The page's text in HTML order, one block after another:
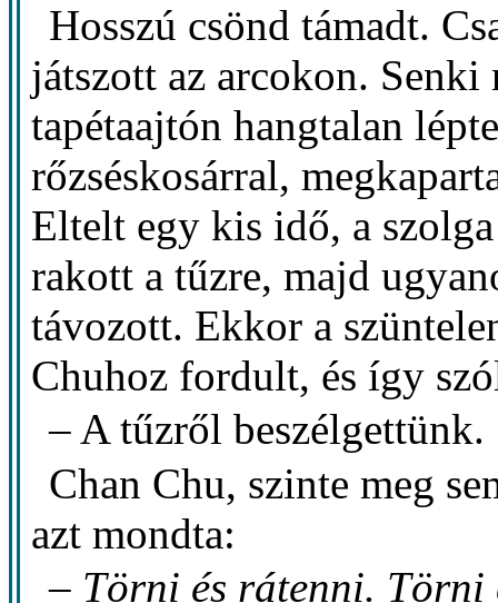
Hosszú csönd támadt.
játszott az arcokon.
tapétaajtón hangtalan
rőzséskosárral,
Eltelt egy kis idő, a
rakott a tűzre, majd
távozott. Ekkor a
Chuhoz fordult, és így
– A tűzről beszélgettünk.
Chan Chu, szinte meg
azt mondta:
– Törni és rátenni. Törni